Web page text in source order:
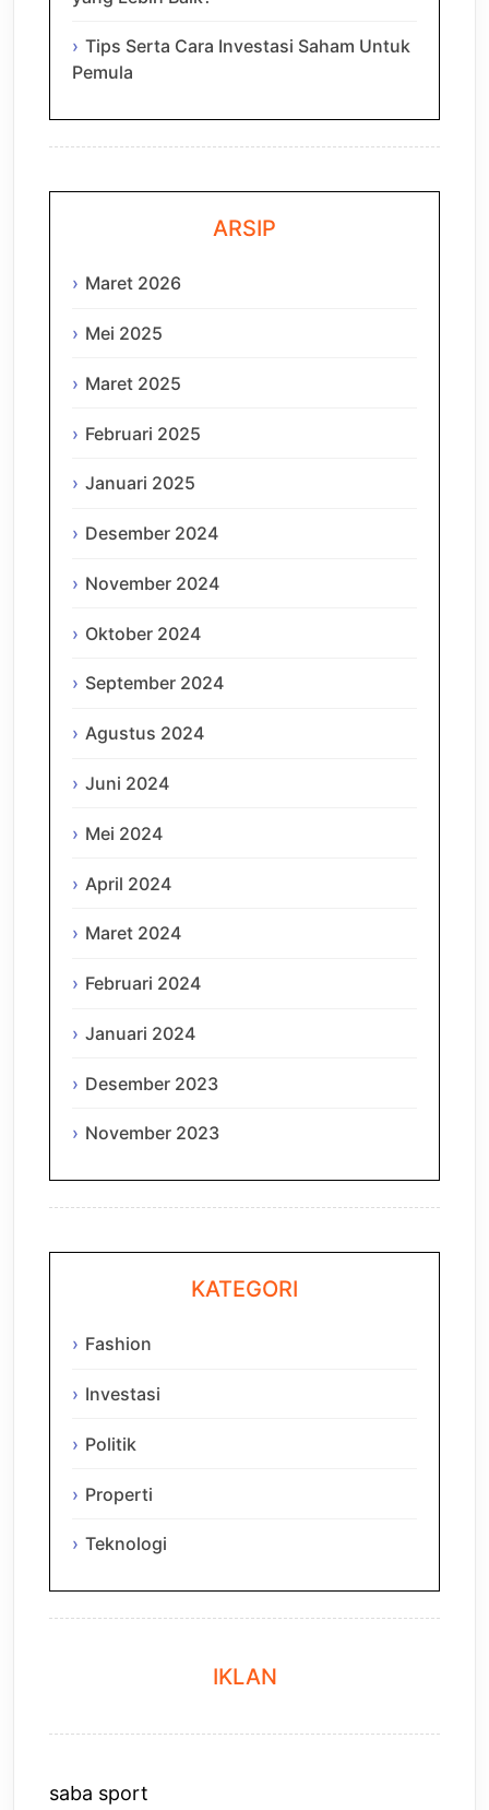
Tips Serta Cara Investasi Saham Untuk
Pemula
ARSIP
Maret 2026
Mei 2025
Maret 2025
Februari 2025
Januari 2025
Desember 2024
November 2024
Oktober 2024
September 2024
Agustus 2024
Juni 2024
Mei 2024
April 2024
Maret 2024
Februari 2024
Januari 2024
Desember 2023
November 2023
KATEGORI
Fashion
Investasi
Politik
Properti
Teknologi
IKLAN
saba sport